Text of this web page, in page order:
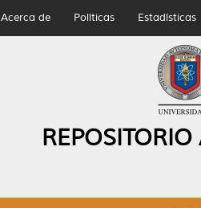
Acerca de Políticas Estadísticas